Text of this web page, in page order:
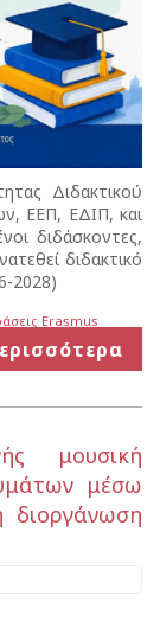
Διδακτικού
ΕΕΠ, ΕΔΙΠ, και
διδάσκοντες,
διδακτικό
2028)
Erasmus
μουσική
μέσω
διοργάνωση